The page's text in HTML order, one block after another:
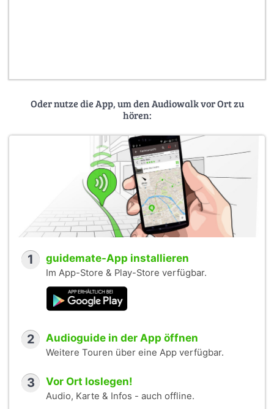
Oder nutze die App, um den Audiowalk vor Ort zu
hören:
1 guidemate-App installieren
Im App-Store & Play-Store verfügbar.
2 Audioguide in der App öffnen
Weitere Touren über eine App verfügbar.
3 Vor Ort loslegen!
Audio, Karte & Infos - auch offline.